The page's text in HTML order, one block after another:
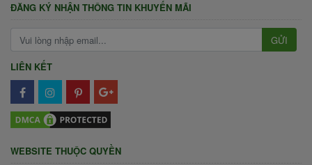
ĐĂNG KÝ NHẬN THÔNG TIN KHUYẾN MÃI
GỬI
LIÊN KẾT
WEBSITE THUỘC QUYỀN